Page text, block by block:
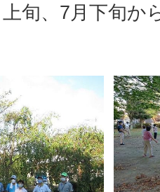
旬、7月下旬か